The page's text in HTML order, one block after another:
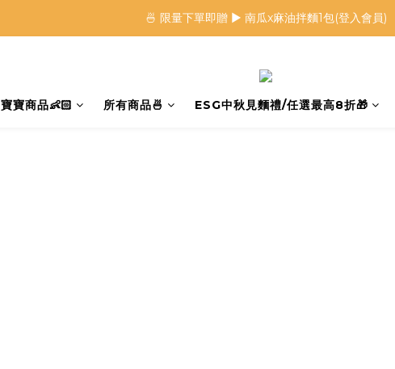
🍜 限量下單即贈 ▶︎ 南瓜x麻油拌麵1包(登入會員)
🍜 限量下單即贈 ▶︎ 南瓜x麻油拌麵1包(登入會員)
寶寶商品👶🏻 所有商品🍜 ESG中秋見麵禮/任選最高8折🎁